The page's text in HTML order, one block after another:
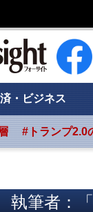
新潮社
・ビジネス
#トランプ2.0
執筆者：